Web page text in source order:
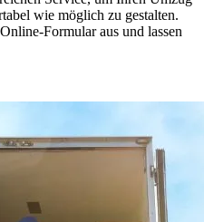
wie möglich zu gestalten.
Formular aus und lassen